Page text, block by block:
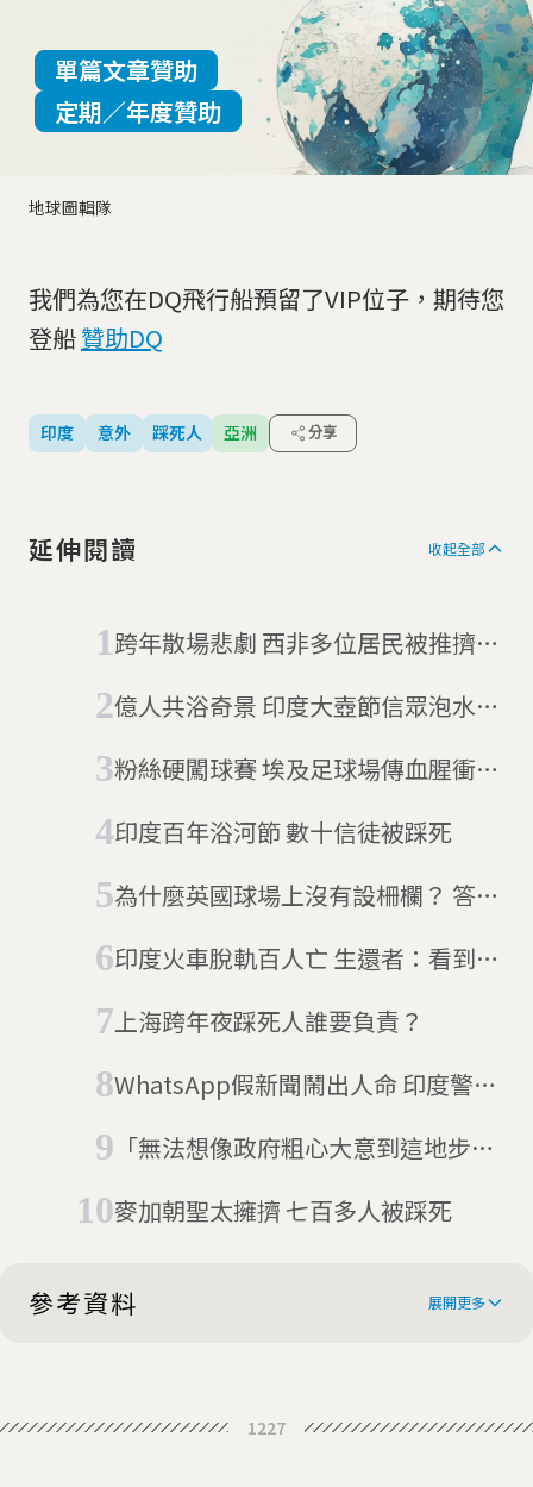
地球圖輯隊
單篇文章贊助
定期／年度贊助
我們為您在DQ飛行船預留了VIP位子，期待您
登船贊助DQ
印度 意外 踩死人 亞洲 分享
延伸閱讀 收起全部
跨年散場悲劇 西非多位居民被推擠重
億人共浴奇景 印度大壺節信眾泡水消
粉絲硬闖球賽 埃及足球場傳血腥衝突
印度百年浴河節 數十信徒被踩死
為什麼英國球場上沒有設柵欄？ 答案
印度火車脫軌百人亡 生還者：看到死
上海跨年夜踩死人誰要負責？
WhatsApp假新聞鬧出人命 印度警方
「無法想像政府粗心大意到這地步」
暗面
麥加朝聖太擁擠 七百多人被踩死
參考資料 展開更多
Pradesh 'kills 91'
1227